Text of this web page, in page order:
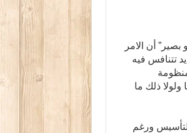
السمع وهو بصير” أن الامر
تتنافس فيه
ولولا ذلك ما
ورغم